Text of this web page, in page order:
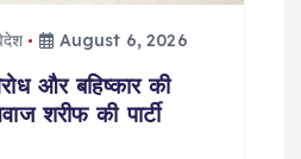
August 6, 2026
और बहिष्कार की
शरीफ की पार्टी